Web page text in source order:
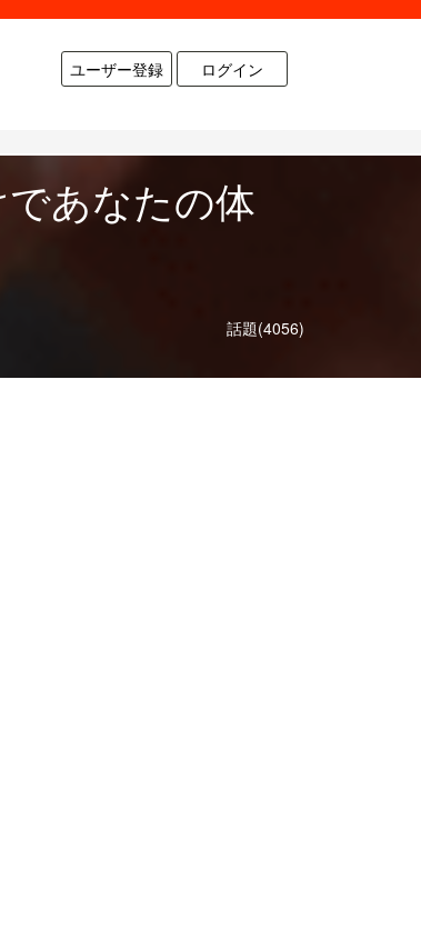
ユーザー登録 ログイン
あなたの体
話題(4056)